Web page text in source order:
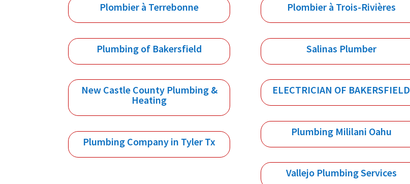
Plombier à Terrebonne
Plumbing of Bakersfield
New Castle County Plumbing &
Heating
Plumbing Company in Tyler Tx
Plombier à Trois-Rivières
Salinas Plumber
ELECTRICIAN OF BAKERSFIELD
Plumbing Mililani Oahu
Vallejo Plumbing Services